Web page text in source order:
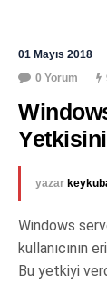
01 Mayıs 2018
0 Yorum
yazar
Windows
kullanıcının
Bu yetkiyi